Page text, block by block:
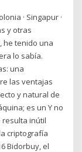
· Singapur ·
y otras
he tenido una
lo sabía.
una
las ventajas
y natural de
es un Y no
resulta inútil
criptografía
Bidorbuy, el